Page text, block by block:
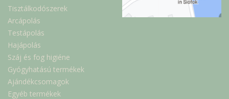
Tisztálkodószerek
Arcápolás
Testápolás
Hajápolás
Száj és fog higiéne
Gyógyhatású termékek
Ajándékcsomagok
Egyéb termékek